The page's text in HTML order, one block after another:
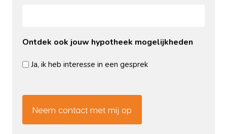
Ontdek ook jouw hypotheek mogelijkheden
Ja, ik heb interesse in een gesprek